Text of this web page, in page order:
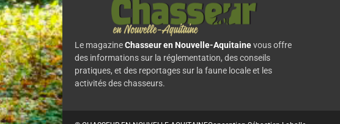
Le magazineChasseur en Nouvelle-Aquitainevous offre
des informations sur la réglementation, des conseils
pratiques, et des reportages sur la faune locale et les
activités des chasseurs.